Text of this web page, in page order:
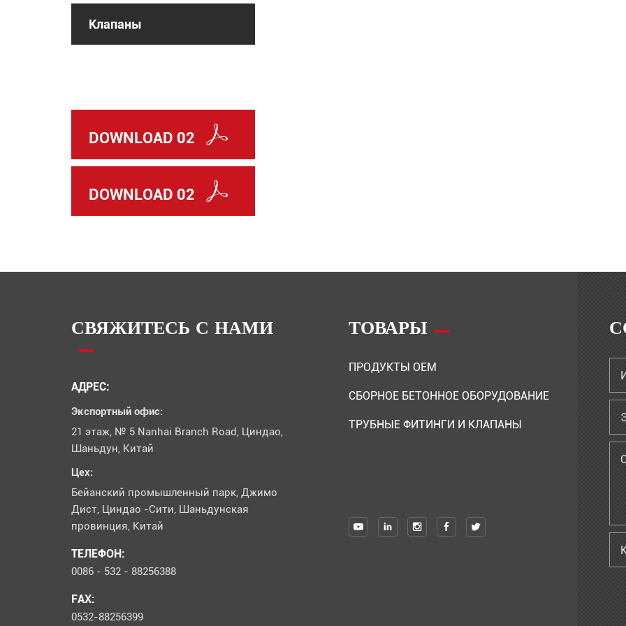
Клапаны
DOWNLOAD 02
DOWNLOAD 02
СВЯЖИТЕСЬ С НАМИ
АДРЕС:
Экспортный офис:
21 этаж, № 5 Nanhai Branch Road, Циндао,
Шаньдун, Китай
Цех:
Бейанский промышленный парк, Джимо
Дист, Циндао -Сити, Шаньдунская
провинция, Китай
ТЕЛЕФОН:
0086 - 532 - 88256388
FAX:
0532-88256399
ТОВАРЫ
ПРОДУКТЫ OEM
СБОРНОЕ БЕТОННОЕ ОБОРУДОВАНИЕ
ТРУБНЫЕ ФИТИНГИ И КЛАПАНЫ